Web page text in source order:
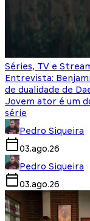
Séries, TV e
Entrevista:
de dualidade de
Jovem ator é um
série
Pedro Siqueira
03.ago.26
Pedro Siqueira
03.ago.26